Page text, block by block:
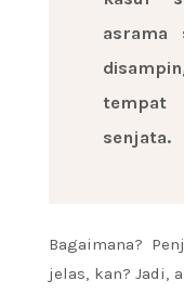
asrama
tempat
senjata.
Bagaimana?
jelas, kan? Jadi,